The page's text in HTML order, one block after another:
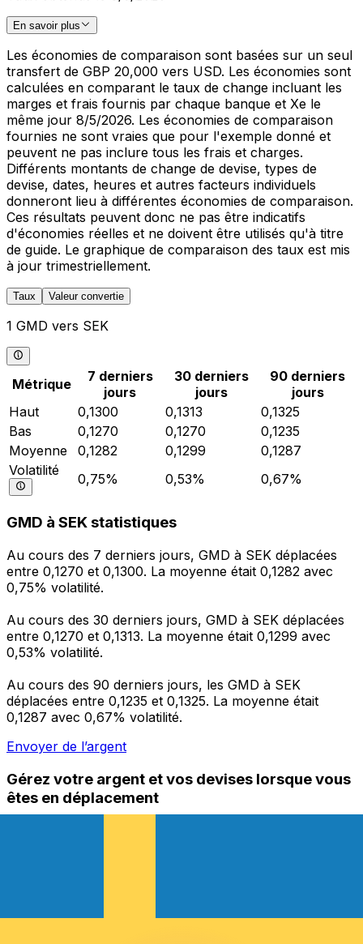
En savoir plus
Les économies de comparaison sont basées sur un seul
transfert de GBP 20,000 vers USD. Les économies sont
calculées en comparant le taux de change incluant les
marges et frais fournis par chaque banque et Xe le
même jour 8/5/2026. Les économies de comparaison
fournies ne sont vraies que pour l'exemple donné et
peuvent ne pas inclure tous les frais et charges.
Différents montants de change de devise, types de
devise, dates, heures et autres facteurs individuels
donneront lieu à différentes économies de comparaison.
Ces résultats peuvent donc ne pas être indicatifs
d'économies réelles et ne doivent être utilisés qu'à titre
de guide. Le graphique de comparaison des taux est mis
à jour trimestriellement.
Taux Valeur convertie
1 GMD vers SEK
Métrique
7 derniers
jours
30 derniers
jours
90 derniers
jours
Haut
0,1300 0,1313
0,1325
Bas
0,1270 0,1270
0,1235
Moyenne
0,1282 0,1299
0,1287
Volatilité
0,75% 0,53% 0,67%
GMD à SEK statistiques
Au cours des 7 derniers jours, GMD à SEK déplacées
entre 0,1270 et 0,1300. La moyenne était 0,1282 avec
0,75% volatilité.
Au cours des 30 derniers jours, GMD à SEK déplacées
entre 0,1270 et 0,1313. La moyenne était 0,1299 avec
0,53% volatilité.
Au cours des 90 derniers jours, les GMD à SEK
déplacées entre 0,1235 et 0,1325. La moyenne était
0,1287 avec 0,67% volatilité.
Envoyer de l’argent
Gérez votre argent et vos devises lorsque vous
êtes en déplacement